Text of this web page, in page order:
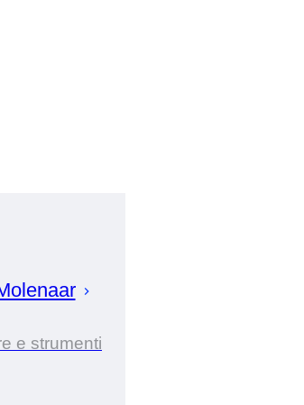
e strumenti